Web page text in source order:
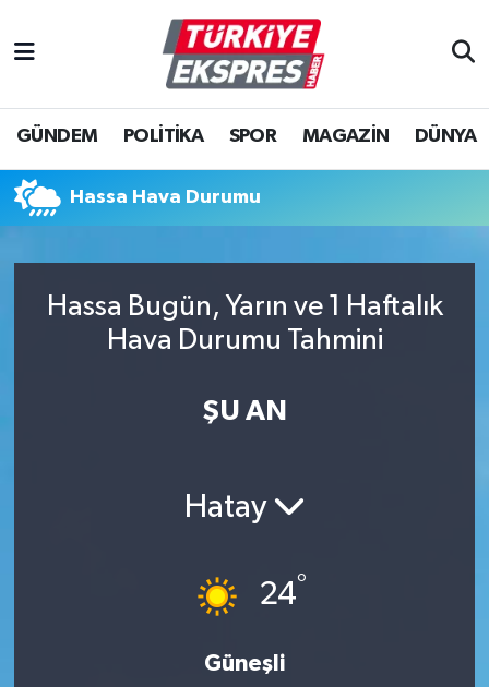
GÜNDEM POLİTİKA SPOR MAGAZİN DÜNYA
Hassa Hava Durumu
Hassa Bugün, Yarın ve 1 Haftalık
Hava Durumu Tahmini
ŞU AN
Hatay
24°
Güneşli
İstanbul Nöbetçi Eczaneler
İstanbul Hava Durumu
İstanbul Namaz Vakitleri
Süper Lig Puan Durumu ve Fikstür
Son Dakika Haberleri